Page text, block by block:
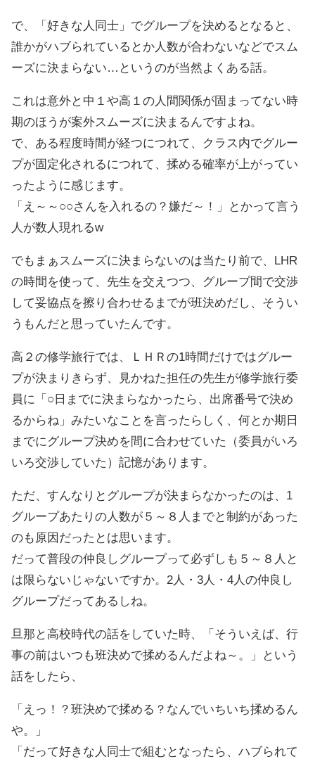
で、「好きな人同士」でグループを決めるとなると、
誰かがハブられているとか人数が合わないなどでスム
ーズに決まらない…というのが当然よくある話。
これは意外と中１や高１の人間関係が固まってない時
期のほうが案外スムーズに決まるんですよね。
で、ある程度時間が経つにつれて、クラス内でグルー
プが固定化されるにつれて、揉める確率が上がってい
ったように感じます。
「え～～○○さんを入れるの？嫌だ～！」とかって言う
人が数人現れるw
でもまぁスムーズに決まらないのは当たり前で、LHR
の時間を使って、先生を交えつつ、グループ間で交渉
して妥協点を擦り合わせるまでが班決めだし、そうい
うもんだと思っていたんです。
高２の修学旅行では、ＬＨＲの1時間だけではグルー
プが決まりきらず、見かねた担任の先生が修学旅行委
員に「○日までに決まらなかったら、出席番号で決め
るからね」みたいなことを言ったらしく、何とか期日
までにグループ決めを間に合わせていた（委員がいろ
いろ交渉していた）記憶があります。
ただ、すんなりとグループが決まらなかったのは、1
グループあたりの人数が５～８人までと制約があった
のも原因だったとは思います。
だって普段の仲良しグループって必ずしも５～８人と
は限らないじゃないですか。2人・3人・4人の仲良し
グループだってあるしね。
旦那と高校時代の話をしていた時、「そういえば、行
事の前はいつも班決めで揉めるんだよね～。」という
話をしたら、
「えっ！？班決めで揉める？なんでいちいち揉めるん
や。」
「だって好きな人同士で組むとなったら、ハブられて